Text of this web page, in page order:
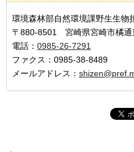
環境森林部自然環境課野生生物
〒880-8501 宮崎県宮崎市橘通
電話： 0985-26-7291
ファクス：0985-38-8489
メールアドレス：